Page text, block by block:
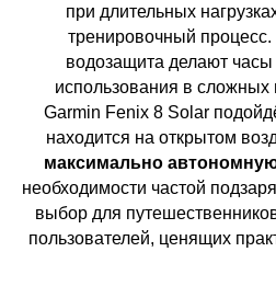
при длительных
тренировочный
водозащита делают
использования в сложных
Garmin Fenix 8 Solar
находится на открытом
максимально
необходимости частой
выбор для
пользователей, ценящих